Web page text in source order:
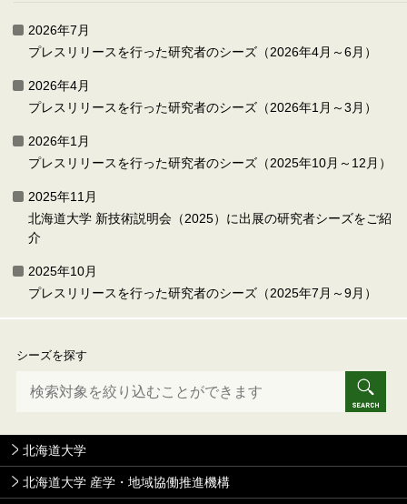
2026年7月
プレスリリースを行った研究者のシーズ（2026年4月～6月）
2026年4月
プレスリリースを行った研究者のシーズ（2026年1月～3月）
2026年1月
プレスリリースを行った研究者のシーズ（2025年10月～12月）
2025年11月
北海道大学 新技術説明会（2025）に出展の研究者シーズをご紹
介
2025年10月
プレスリリースを行った研究者のシーズ（2025年7月～9月）
シーズを探す
北海道大学
北海道大学 産学・地域協働推進機構